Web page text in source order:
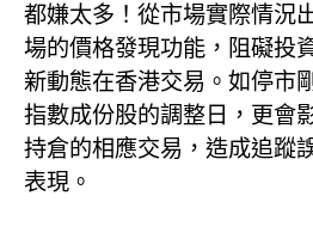
都嫌太多！從市場實際情況
場的價格發現功能，阻礙投
新動態在香港交易。如停市
指數成份股的調整日，更會
持倉的相應交易，造成追蹤
表現。